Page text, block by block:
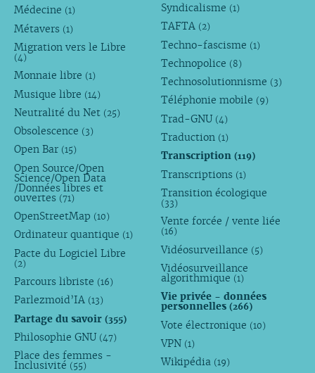
Médecine (1)
Métavers (1)
Migration vers le Libre
(4)
Monnaie libre (1)
Musique libre (14)
Neutralité du Net (25)
Obsolescence (3)
Open Bar (15)
Open Source/Open
Science/Open Data
/Données libres et
ouvertes (71)
OpenStreetMap (10)
Ordinateur quantique (1)
Pacte du Logiciel Libre
(2)
Parcours libriste (16)
Parlezmoid’IA (13)
Partage du savoir (355)
Philosophie GNU (47)
Place des femmes -
Inclusivité (55)
Syndicalisme (1)
TAFTA (2)
Techno-fascisme (1)
Technopolice (8)
Technosolutionnisme (3)
Téléphonie mobile (9)
Trad-GNU (4)
Traduction (1)
Transcription(119)
Transcriptions (1)
Transition écologique
(33)
Vente forcée / vente liée
(16)
Vidéosurveillance (5)
Vidéosurveillance
algorithmique (1)
Vie privée - données
personnelles(266)
Vote électronique (10)
VPN (1)
Wikipédia (19)